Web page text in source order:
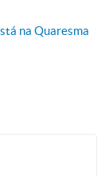
na Quaresma